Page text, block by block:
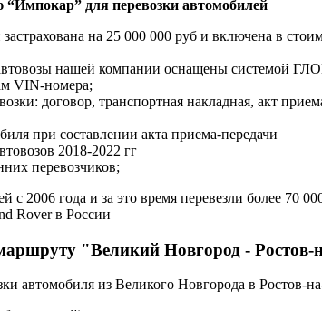
для перевозки автомобилей
на 25 000 000 руб и включена в
нашей компании оснащены системой
VIN-номера;
договор, транспортная накладная, акт
при составлении акта приема-передачи
2018-2022 гг
перевозчиков;
с 2006 года и за это время перевезли более
Rover в России
"Великий Новгород -
автомобиля из Великого Новгорода в